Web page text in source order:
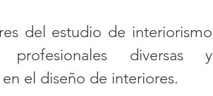
del estudio de interiorismo
profesionales diversas y
el diseño de interiores.